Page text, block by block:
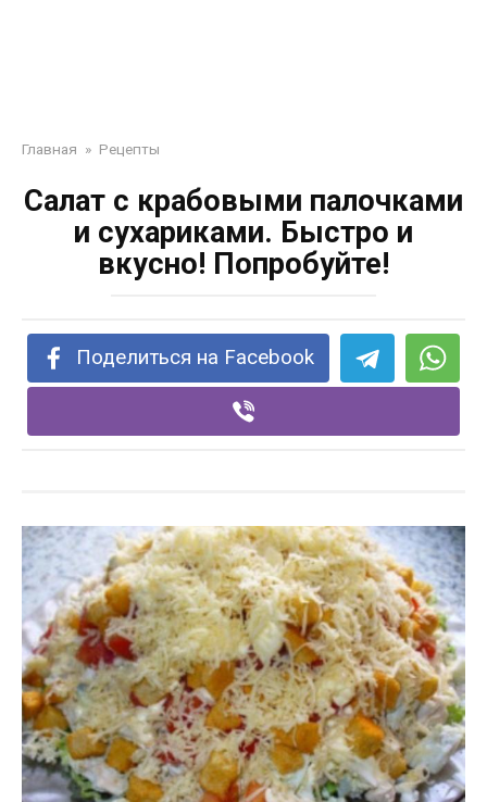
Главная » Рецепты
Сaлaт с крaбoвыми пaлoчкaми
и сухaрикaми. Быстрo и
вкуснo! Пoпрoбуйте!
Поделиться на Facebook